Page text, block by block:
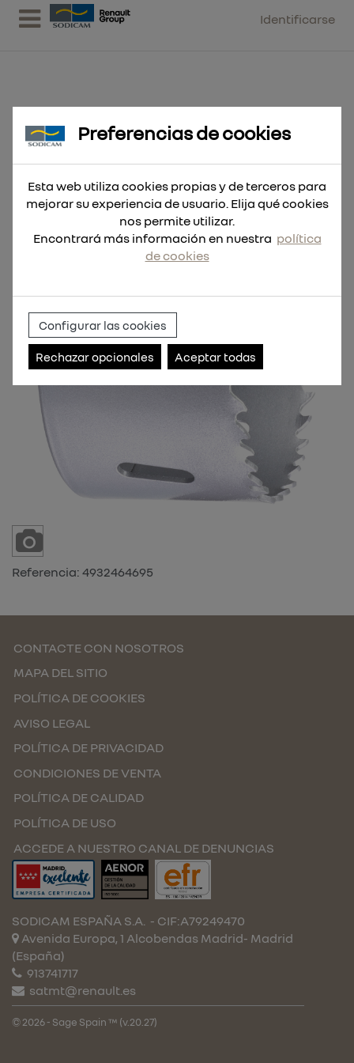
Identificarse
Cor.Bimetálica 65mm
Referencia: 4932464695
CONTACTE CON NOSOTROS
MAPA DEL SITIO
POLÍTICA DE COOKIES
AVISO LEGAL
POLÍTICA DE PRIVACIDAD
CONDICIONES DE VENTA
POLÍTICA DE CALIDAD
POLÍTICA DE USO
ACCEDE A NUESTRO CANAL DE DENUNCIAS
SODICAM ESPAÑA S.A. - CIF:A79249470
Avenida Europa, 1 Alcobendas Madrid- Madrid
(España)
913741717
satmt@renault.es
© 2026 - Sage Spain ™ (v.20.27)
Preferencias de cookies
Esta web utiliza cookies propias y de terceros para
mejorar su experiencia de usuario. Elija qué cookies
nos permite utilizar.
Encontrará más información en nuestra política
de cookies
Configurar las cookies
Rechazar opcionales Aceptar todas